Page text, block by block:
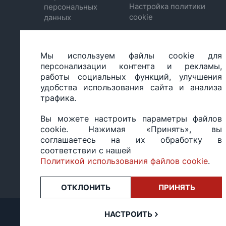
персональных
данных
Настройка политики
cookie
ООО «БИГ СТАР», УНП 490986593
Юридический адрес: 220035, Республика Беларусь,
ул.Тимирязева 65Б, оф.1107Б
Свидетельство о государственной регистрации:
14.03.2017.
Регистрация в Торговом реестре: №494648 от
Заказы, оформленные в рабочий день после 18:00, а
или праздники, обрабатываются на следующий
Оценка★★★★★ на основе
Мы используем файлы cookie для
персонализации контента и рекламы,
работы социальных функций, улучшения
удобства использования сайта и анализа
трафика.
Вы можете настроить параметры файлов
cookie. Нажимая «Принять», вы
соглашаетесь на их обработку в
соответствии с нашей
Политикой использования файлов cookie.
ОТКЛОНИТЬ ПРИНЯТЬ
НАСТРОИТЬ